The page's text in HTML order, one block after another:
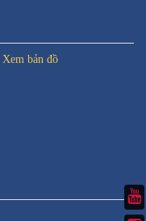
Xem bản đồ